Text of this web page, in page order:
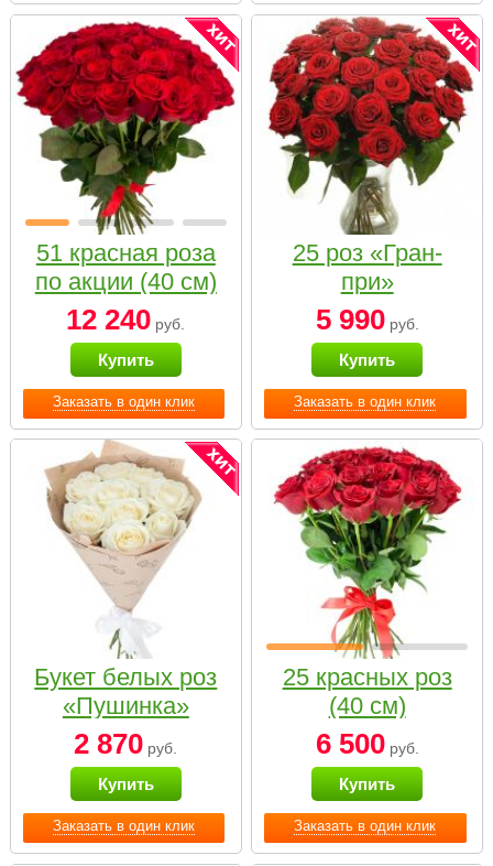
Заказать в один клик
51 красная роза
по акции (40 см)
12 240 руб.
Купить
Заказать в один клик
25 роз «Гран-
при»
5 990руб.
Купить
Заказать в один клик
Букет белых роз
«Пушинка»
2 870 руб.
Купить
Заказать в один клик
25 красных роз
(40 см)
6 500руб.
Купить